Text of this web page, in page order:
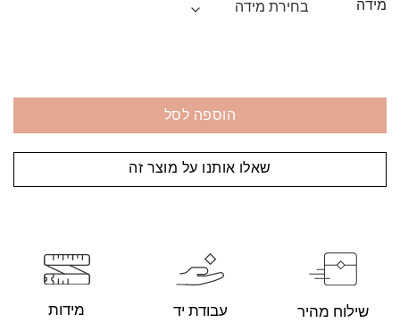
מידה
הוספה לסל
שאלו אותנו על מוצר זה
שילוח מהיר עבודת יד מידות